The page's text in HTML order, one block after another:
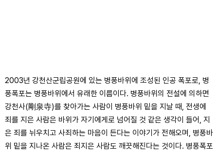
2003년 강천산군립공원에 있는 병풍바위에 조성된 인공 폭포로, 병
풍폭포는 병풍바위에서 유래한 이름이다. 병풍바위의 전설에 의하면
강천사(剛泉寺)를 찾아가는 사람이 병풍바위 밑을 지날 때, 전생에
죄를 지은 사람은 바위가 자기에게로 넘어질 것 같은 생각이 들어, 지
은 죄를 뉘우치고 사죄하는 마음이 든다는 이야기가 전해오며, 병풍바
위 밑을 지나온 사람은 죄지은 사람도 깨끗해진다는 것이다. 병풍폭포